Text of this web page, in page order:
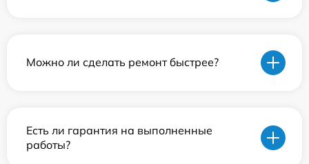
Можно ли сделать ремонт быстрее?
Есть ли гарантия на выполненные
работы?